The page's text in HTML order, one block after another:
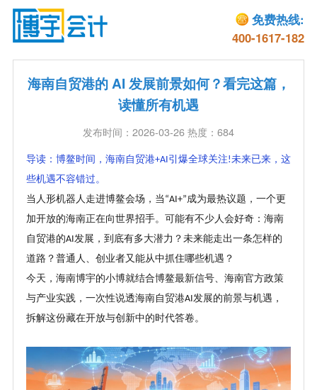
免费热线:
400-1617-182
海南自贸港的 AI 发展前景如何？看完这篇，
读懂所有机遇
发布时间：2026-03-26 热度：684
导读：博鳌时间，海南自贸港+AI引爆全球关注!未来已来，这
些机遇不容错过。
当人形机器人走进博鳌会场，当 “AI+”成为最热议题，一个更
加开放的海南正在向世界招手。可能有不少人会好奇：海南
自贸港的AI发展，到底有多大潜力 ？ 未来能走出一条怎样的
道路 ？ 普通人、创业者又能从中抓住哪些机遇 ？
今天，海南博宇的小博就结合博鳌最新信号、海南官方政策
与产业实践，一次性说透海南自贸港AI发展的前景与机遇，
拆解这份藏在开放与创新中的时代答卷。